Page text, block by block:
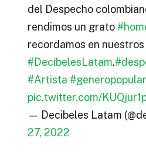
del Despecho
rendimos un grato
recordamos en
#DecibelesLatam.
#Artista #generopopular
pic.twitter.com/
— Decibeles Latam
27, 2022